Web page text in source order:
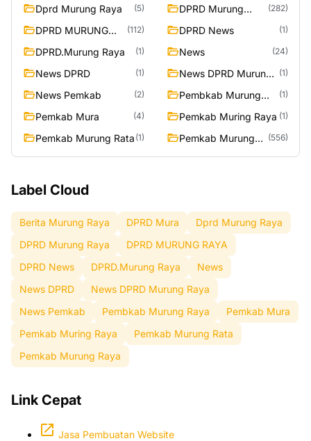
Dprd Murung Raya (5)
DPRD Murung
(282)
DPRD MURUNG
(112) DPRD News (1)
DPRD.Murung Raya (1) News (24)
News DPRD (1)
News DPRD Murung
(1)
News Pemkab (2)
Pembkab Murung
(1)
Pemkab Mura (4) Pemkab Muring Raya (1)
Pemkab Murung Rata (1)
Pemkab Murung
(556)
Label Cloud
Berita Murung Raya DPRD Mura
Dprd Murung Raya
DPRD Murung Raya
DPRD MURUNG RAYA
DPRD News
DPRD.Murung Raya
News
News DPRD
News DPRD Murung Raya
News Pemkab
Pembkab Murung Raya
Pemkab Mura
Pemkab Muring Raya
Pemkab Murung Rata
Pemkab Murung Raya
Link Cepat
Jasa Pembuatan Website